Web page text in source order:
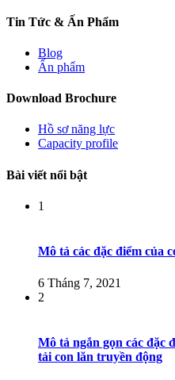
Tin Tức & Ấn Phẩm
Blog
Ấn phẩm
Download Brochure
Hồ sơ năng lực
Capacity profile
Bài viết nổi bật
1
Mô tả các đặc điểm của
6 Tháng 7, 2021
2
Mô tả ngắn gọn các đặc
tải con lăn truyền động